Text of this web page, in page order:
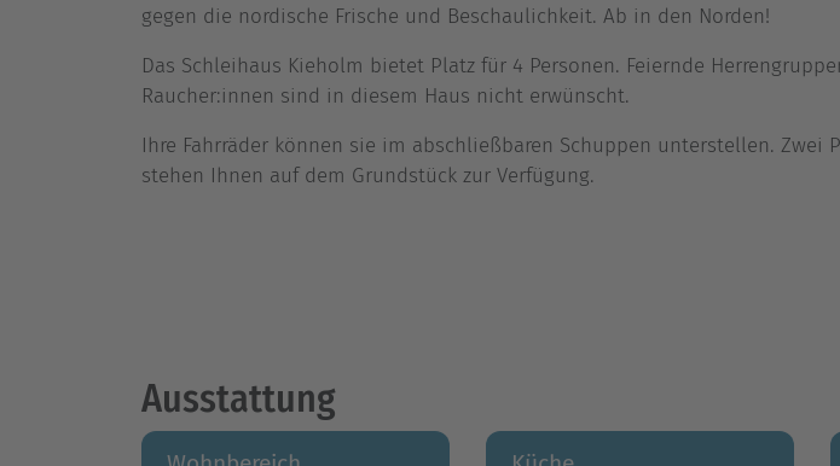
gegen die nordische Frische und Beschaulichkeit. Ab in den Norden!
Das Schleihaus Kieholm bietet Platz für 4 Personen. Feiernde
Raucher:innen sind in diesem Haus nicht erwünscht.
Ihre Fahrräder können sie im abschließbaren Schuppen unterstellen. Zwei
stehen Ihnen auf dem Grundstück zur Verfügung.
Ausstattung